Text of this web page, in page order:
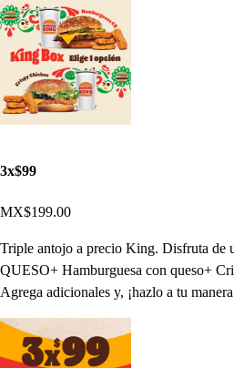
3x$99
MX$199.00
Triple antojo a precio King. Disfruta de
QUESO+ Hamburguesa con queso+
Agrega adicionales y, ¡hazlo a tu